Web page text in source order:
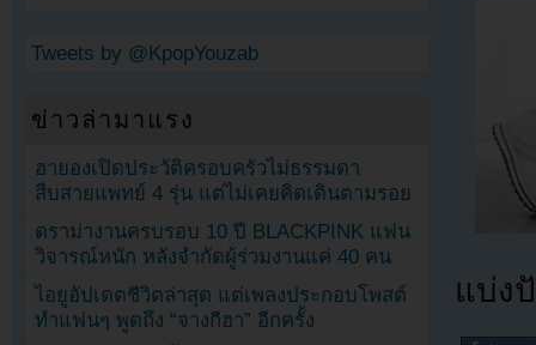
แบ่ง
Tweets by @KpopYouzab
ข่าวล่ามาแรง
ฮายองเปิดประวัติครอบครัวไม่ธรรมดา
สืบสายแพทย์ 4 รุ่น แต่ไม่เคยคิดเดินตามรอย
ดราม่างานครบรอบ 10 ปี BLACKPINK แฟน
วิจารณ์หนัก หลังจำกัดผู้ร่วมงานแค่ 40 คน
ไอยูอัปเดตชีวิตล่าสุด แต่เพลงประกอบโพสต์
ทำแฟนๆ พูดถึง “จางกีฮา” อีกครั้ง